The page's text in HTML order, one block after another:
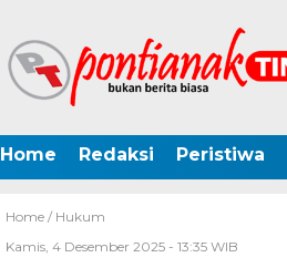
Home Redaksi Peristiwa
Home / Hukum
Kamis, 4 Desember 2025 - 13:35 WIB